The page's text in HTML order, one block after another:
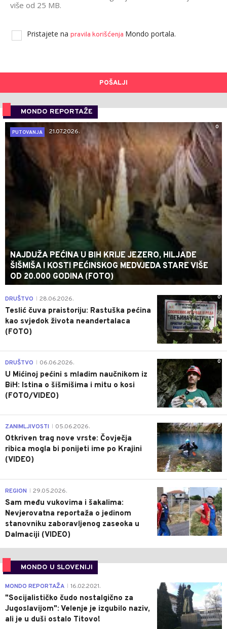
više od 25 MB.
Pristajete na pravila korišćenja Mondo portala.
POŠALJI
MONDO REPORTAŽE
0
PUTOVANJA
21.07.2026.
NAJDUŽA PEĆINA U BIH KRIJE JEZERO, HILJADE
ŠIŠMIŠA I KOSTI PEĆINSKOG MEDVJEDA STARE VIŠE
OD 20.000 GODINA (FOTO)
0
DRUŠTVO 28.06.2026.
Teslić čuva praistoriju: Rastuška pećina
kao svjedok života neandertalaca
(FOTO)
0
DRUŠTVO 06.06.2026.
U Mićinoj pećini s mladim naučnikom iz
BiH: Istina o šišmišima i mitu o kosi
(FOTO/VIDEO)
0
ZANIMLJIVOSTI 05.06.2026.
Otkriven trag nove vrste: Čovječja
ribica mogla bi ponijeti ime po Krajini
(VIDEO)
0
REGION 29.05.2026.
Sam među vukovima i šakalima:
Nevjerovatna reportaža o jedinom
stanovniku zaboravljenog zaseoka u
Dalmaciji (VIDEO)
MONDO U SLOVENIJI
4
MONDO REPORTAŽA 16.02.2021.
"Socijalističko čudo nostalgično za
Jugoslavijom": Velenje je izgubilo naziv,
ali je u duši ostalo Titovo!